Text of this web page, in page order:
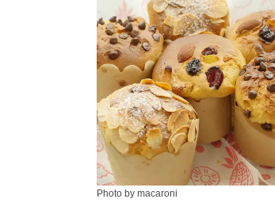
Photo by macaroni